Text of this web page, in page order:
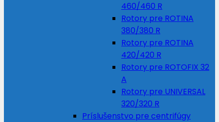
460/460 R
Rotory pre ROTINA
380/380 R
Rotory pre ROTINA
420/420 R
Rotory pre ROTOFIX 32
A
Rotory pre UNIVERSAL
320/320 R
Príslušenstvo pre centrifúgy